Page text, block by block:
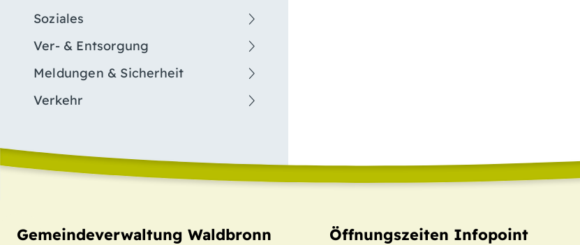
Soziales
Ver- & Entsorgung
Meldungen & Sicherheit
Verkehr
Gemeindeverwaltung Waldbronn Öffnungszeiten Infopoint